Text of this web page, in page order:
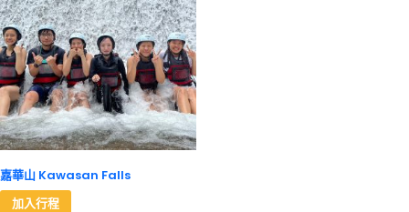
嘉華山 Kawasan Falls
加入行程